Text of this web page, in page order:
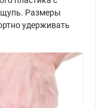
Размеры
удерживать